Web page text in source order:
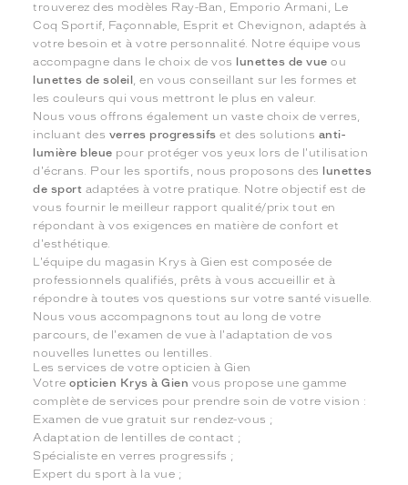
trouverez des modèles Ray-Ban, Emporio Armani, Le
Coq Sportif, Façonnable, Esprit et Chevignon, adaptés à
votre besoin et à votre personnalité. Notre équipe vous
accompagne dans le choix de vos
lunettes de vue ou
lunettes de soleil , en vous conseillant sur les formes et
les couleurs qui vous mettront le plus en valeur.
Nous vous offrons également un vaste choix de verres,
incluant des verres progressifs et des solutions anti-
lumière bleue pour protéger vos yeux lors de l'utilisation
d'écrans. Pour les sportifs, nous proposons des
lunettes
de sport adaptées à votre pratique. Notre objectif est de
vous fournir le meilleur rapport qualité/prix tout en
répondant à vos exigences en matière de confort et
d'esthétique.
L'équipe du magasin Krys à Gien est composée de
professionnels qualifiés, prêts à vous accueillir et à
répondre à toutes vos questions sur votre santé visuelle.
Nous vous accompagnons tout au long de votre
parcours, de l'examen de vue à l'adaptation de vos
nouvelles lunettes ou lentilles.
Les services de votre opticien à Gien
Votreopticien Krys à Gien vous propose une gamme
complète de services pour prendre soin de votre vision :
Examen de vue gratuit sur rendez-vous ;
Adaptation de lentilles de contact ;
Spécialiste en verres progressifs ;
Expert du sport à la vue ;